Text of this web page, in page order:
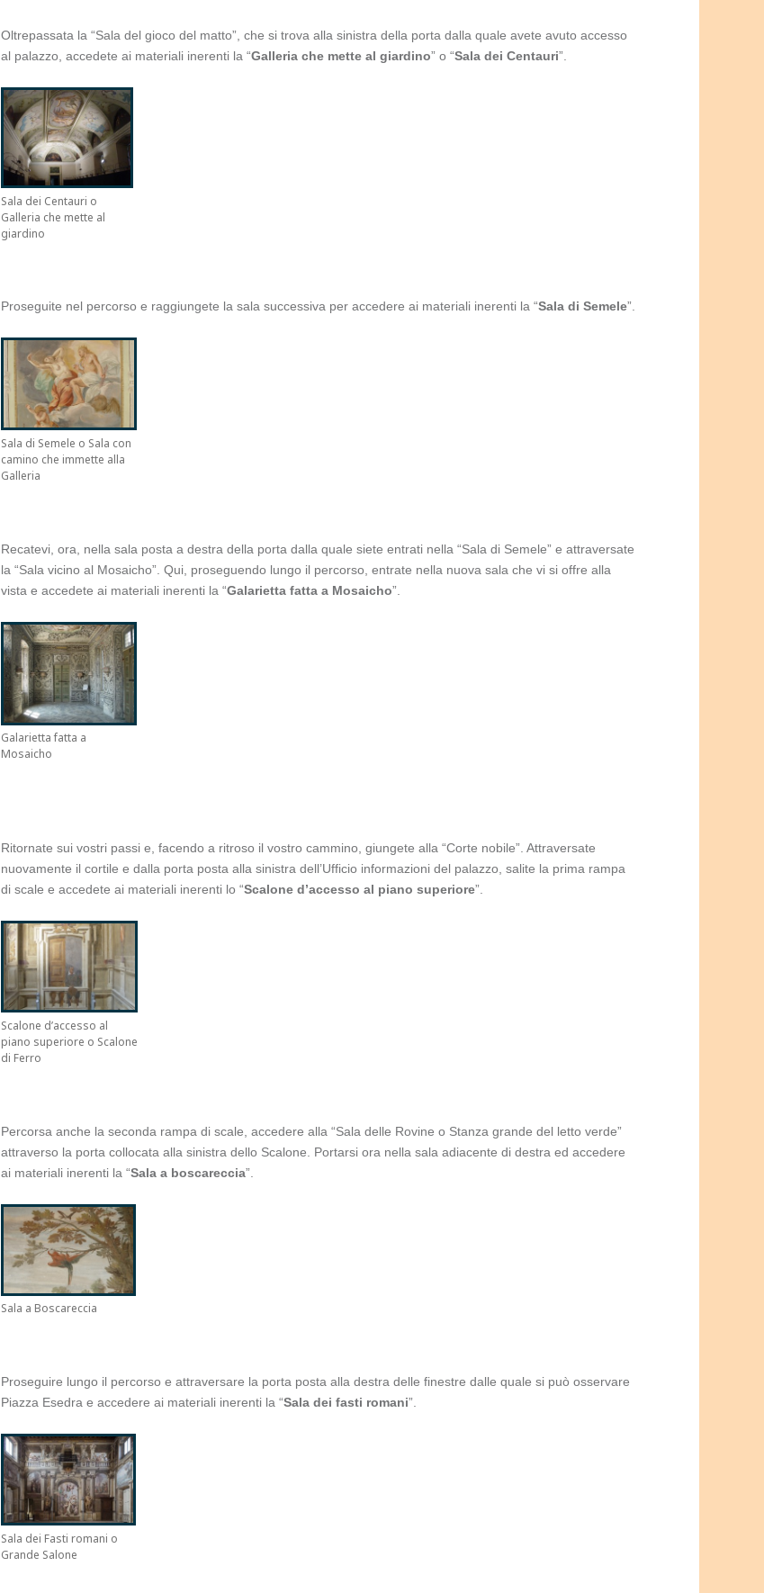
Oltrepassata la “Sala del gioco del matto”, che si trova alla sinistra della porta dalla quale avete avuto accesso
al palazzo, accedete ai materiali inerenti la “Galleria che mette al giardino” o “Sala dei Centauri”.
Sala dei Centauri o
Galleria che mette al
giardino
Proseguite nel percorso e raggiungete la sala successiva per accedere ai materiali inerenti la “Sala di Semele”.
Sala di Semele o Sala con
camino che immette alla
Galleria
Recatevi, ora, nella sala posta a destra della porta dalla quale siete entrati nella “Sala di Semele” e attraversate
la “Sala vicino al Mosaicho”. Qui, proseguendo lungo il percorso, entrate nella nuova sala che vi si offre alla
vista e accedete ai materiali inerenti la “Galarietta fatta a Mosaicho”.
Galarietta fatta a
Mosaicho
Ritornate sui vostri passi e, facendo a ritroso il vostro cammino, giungete alla “Corte nobile”. Attraversate
nuovamente il cortile e dalla porta posta alla sinistra dell’Ufficio informazioni del palazzo, salite la prima rampa
di scale e accedete ai materiali inerenti lo “Scalone d’accesso al piano superiore”.
Scalone d’accesso al
piano superiore o Scalone
di Ferro
Percorsa anche la seconda rampa di scale, accedere alla “Sala delle Rovine o Stanza grande del letto verde”
attraverso la porta collocata alla sinistra dello Scalone. Portarsi ora nella sala adiacente di destra ed accedere
ai materiali inerenti la “Sala a boscareccia”.
Sala a Boscareccia
Proseguire lungo il percorso e attraversare la porta posta alla destra delle finestre dalle quale si può osservare
Piazza Esedra e accedere ai materiali inerenti la “Sala dei fasti romani”.
Sala dei Fasti romani o
Grande Salone